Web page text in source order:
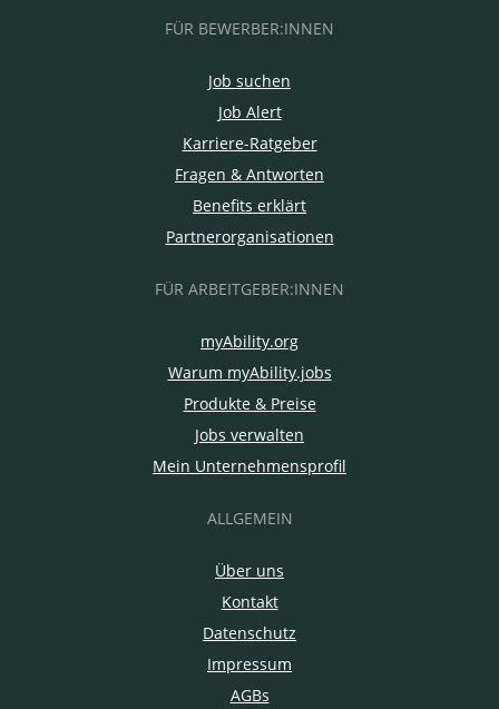
FÜR BEWERBER:INNEN
Job suchen
Job Alert
Karriere-Ratgeber
Fragen & Antworten
Benefits erklärt
Partnerorganisationen
FÜR ARBEITGEBER:INNEN
myAbility.org
Warum myAbility.jobs
Produkte & Preise
Jobs verwalten
Mein Unternehmensprofil
ALLGEMEIN
Über uns
Kontakt
Datenschutz
Impressum
AGBs